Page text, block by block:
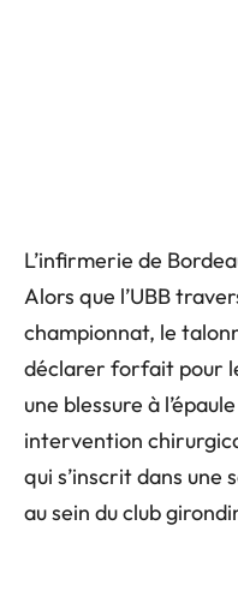
L’infirmerie de
Alors que l’UBB
championnat, le
déclarer forfait pour
une blessure à
intervention
qui s’inscrit dans une
au sein du club